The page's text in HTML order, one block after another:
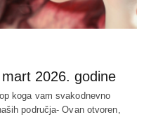
2026. godine
koga vam svakodnevno
područja- Ovan otvoren,